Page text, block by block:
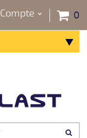
0
Compte